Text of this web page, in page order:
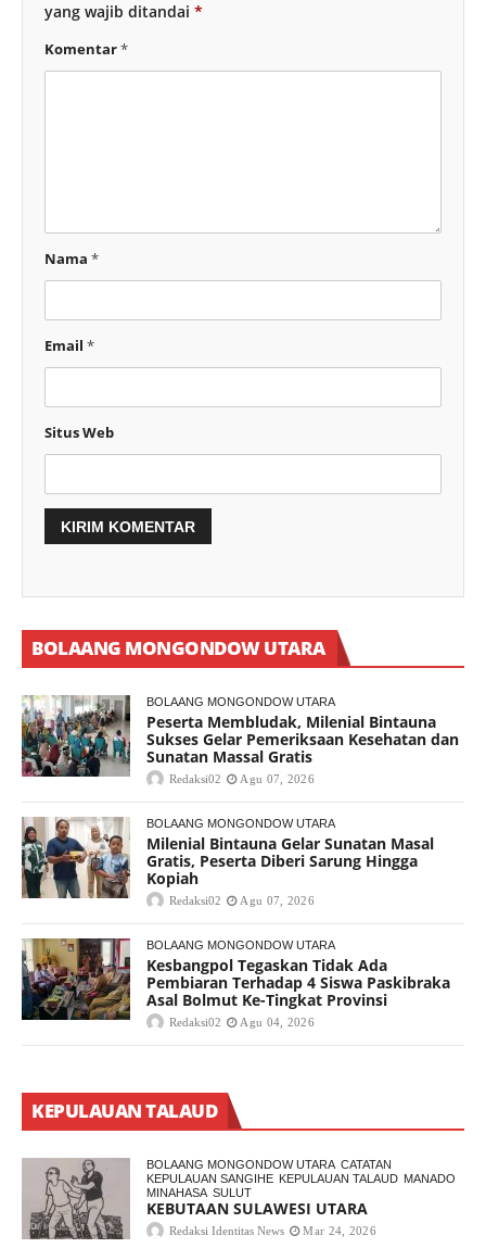
yang wajib ditandai *
Komentar*
Nama *
Email *
Situs Web
BOLAANG MONGONDOW UTARA
BOLAANG MONGONDOW UTARA
Peserta Membludak, Milenial Bintauna
Sukses Gelar Pemeriksaan Kesehatan dan
Sunatan Massal Gratis
Redaksi02 Agu 07, 2026
BOLAANG MONGONDOW UTARA
Milenial Bintauna Gelar Sunatan Masal
Gratis, Peserta Diberi Sarung Hingga
Kopiah
Redaksi02 Agu 07, 2026
BOLAANG MONGONDOW UTARA
Kesbangpol Tegaskan Tidak Ada
Pembiaran Terhadap 4 Siswa Paskibraka
Asal Bolmut Ke-Tingkat Provinsi
Redaksi02 Agu 04, 2026
KEPULAUAN TALAUD
BOLAANG MONGONDOW UTARA CATATAN
KEPULAUAN SANGIHE KEPULAUAN TALAUD MANADO
MINAHASA SULUT
KEBUTAAN SULAWESI UTARA
Redaksi Identitas News Mar 24, 2026